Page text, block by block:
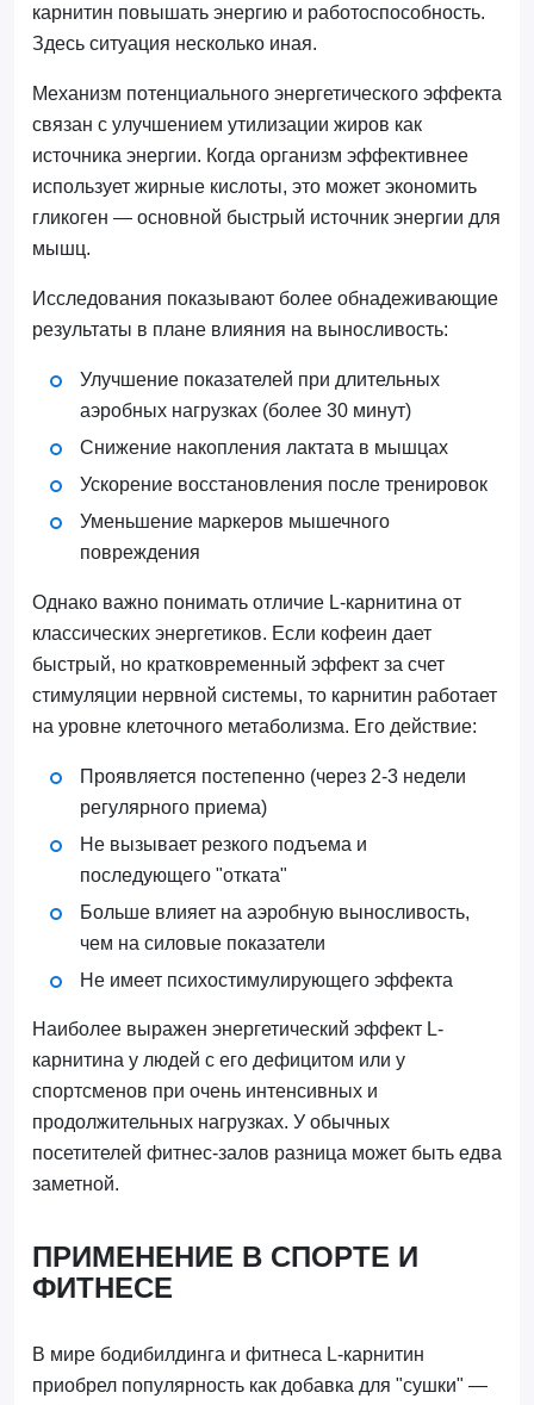
карнитин повышать энергию и работоспособность.
Здесь ситуация несколько иная.
Механизм потенциального энергетического эффекта
связан с улучшением утилизации жиров как
источника энергии. Когда организм эффективнее
использует жирные кислоты, это может экономить
гликоген — основной быстрый источник энергии для
мышц.
Исследования показывают более обнадеживающие
результаты в плане влияния на выносливость:
Улучшение показателей при длительных
аэробных нагрузках (более 30 минут)
Снижение накопления лактата в мышцах
Ускорение восстановления после тренировок
Уменьшение маркеров мышечного
повреждения
Однако важно понимать отличие L-карнитина от
классических энергетиков. Если кофеин дает
быстрый, но кратковременный эффект за счет
стимуляции нервной системы, то карнитин работает
на уровне клеточного метаболизма. Его действие:
Проявляется постепенно (через 2-3 недели
регулярного приема)
Не вызывает резкого подъема и
последующего "отката"
Больше влияет на аэробную выносливость,
чем на силовые показатели
Не имеет психостимулирующего эффекта
Наиболее выражен энергетический эффект L-
карнитина у людей с его дефицитом или у
спортсменов при очень интенсивных и
продолжительных нагрузках. У обычных
посетителей фитнес-залов разница может быть едва
заметной.
ПРИМЕНЕНИЕ В СПОРТЕ И
ФИТНЕСЕ
В мире бодибилдинга и фитнеса L-карнитин
приобрел популярность как добавка для "сушки" —